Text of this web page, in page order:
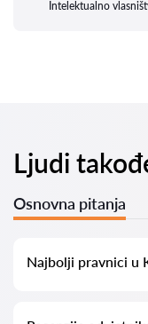
Intelektualno
Ljudi
Osnovna pitanja
Najbolji pravnici u